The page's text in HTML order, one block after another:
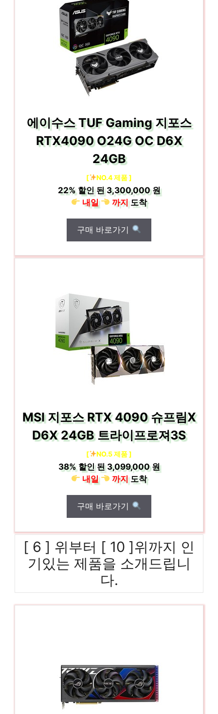
에이수스 TUF Gaming 지포스
RTX4090 O24G OC D6X
24GB
[ NO.4 제품 ]
22%할인 된3,300,000 원
내일
까지도착
구매 바로가기
MSI 지포스 RTX 4090 슈프림X
D6X 24GB 트라이프로져3S
[ NO.5 제품 ]
38%할인 된3,099,000 원
내일
까지도착
구매 바로가기
[ 6 ] 위부터 [ 10 ]위까지 인
기있는 제품을 소개드립니
다.